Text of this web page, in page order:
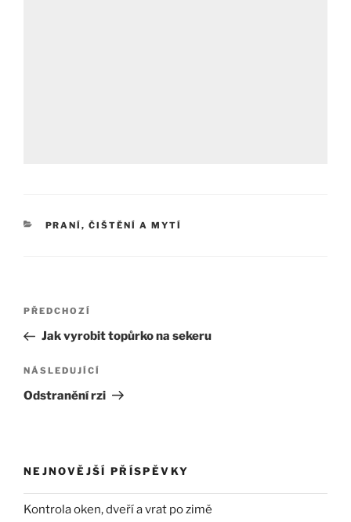
RUBRIKY
PRANÍ, ČIŠTĚNÍ A MYTÍ
Navigace
příspěvek
Předchozí
příspěvek
PŘEDCHOZÍ
Jak vyrobit topůrko na sekeru
Následující
příspěvek
NÁSLEDUJÍCÍ
Odstranění rzi
NEJNOVĚJŠÍ PŘÍSPĚVKY
Kontrola oken, dveří a vrat po zimě